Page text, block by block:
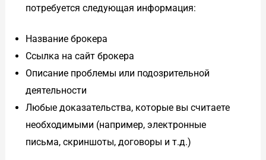
потребуется следующая информация:
Название брокера
Ссылка на сайт брокера
Описание проблемы или подозрительной
деятельности
Любые доказательства, которые вы считаете
необходимыми (например, электронные
письма, скриншоты, договоры и т.д.)